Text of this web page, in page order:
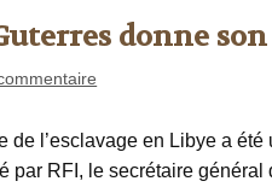
donne
de l’esclavage en Libye a été
par RFI, le secrétaire